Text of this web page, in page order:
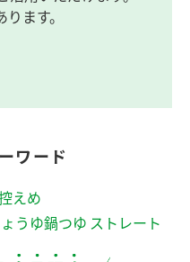
ます。
ワード
えめ
うゆ鍋つゆ ストレート